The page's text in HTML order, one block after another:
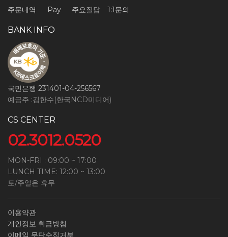
주문내역 Pay 주요질답 1:1문의
BANK INFO
국민은행 231401-04-256567
예금주 :김한수(한국NCD미디어)
CS CENTER
02.3012.0520
MON-FRI : 09:00 ~ 17:00
LUNCH TIME: 12:00 ~ 13:00
토/주일은 휴무
이용약관
개인정보 취급방침
이메일 무단수집거부